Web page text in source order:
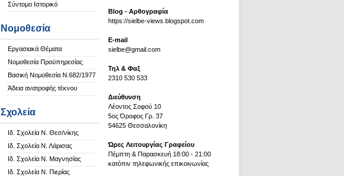
Blog - Αρθογραφία
https://sielbe-views.blogspot.com
Ε-mail
sielbe@gmail.com
Τηλ & Φαξ
2310 530 533
Διεύθυνση
Λέοντος Σοφού 10
5ος Όροφος Γρ. 37
54625 Θεσσαλονίκη
Ώρες Λειτουργίας Γραφείου
Πέμπτη & Παρασκευή 18:00 - 21:00
κατόπιν τηλεφωνικής επικοινωνίας
Σύντομο Ιστορικό
Νομοθεσία
Εργασιακά Θέματα
Νομοθεσία Προϋπηρεσίας
Βασική Νομοθεσία Ν.682/1977
Άδεια ανατροφής τέκνου
Σχολεία
Ιδ. Σχολεία Ν. Θεσ/νίκης
Ιδ. Σχολεία Ν. Λάρισας
Ιδ. Σχολεία Ν. Μαγνησίας
Ιδ. Σχολεία Ν. Πιερίας